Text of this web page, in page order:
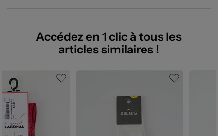
Accédez en 1 clic à tous les
articles similaires !